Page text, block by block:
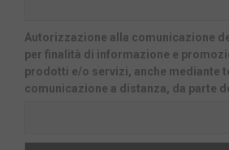
Autorizzazione alla comunicazione
per finalità di informazione e
prodotti e/o servizi, anche mediante
comunicazione a distanza, da parte